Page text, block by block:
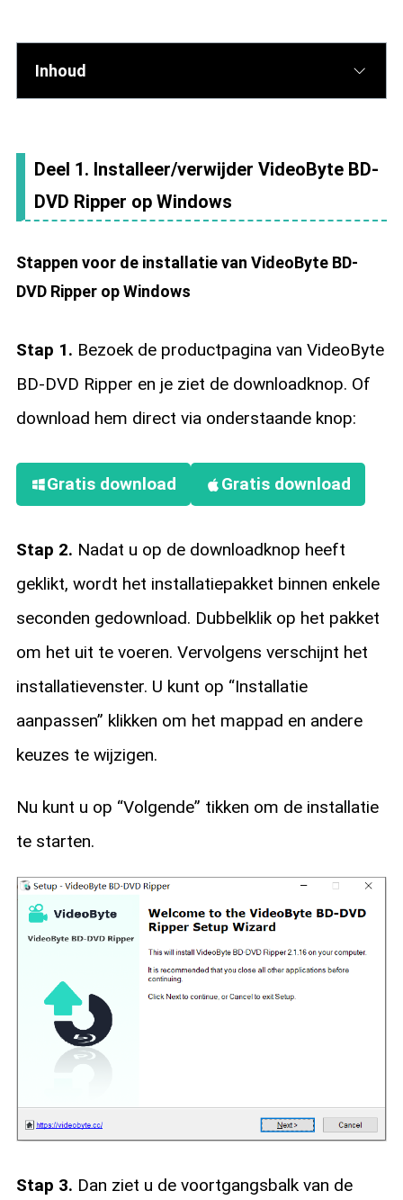
Inhoud
Deel 1. Installeer/verwijder VideoByte BD-
DVD Ripper op Windows
Stappen voor de installatie van VideoByte BD-
DVD Ripper op Windows
Stap 1. Bezoek de productpagina van VideoByte
BD-DVD Ripper en je ziet de downloadknop. Of
download hem direct via onderstaande knop:
Gratis download Gratis download
Stap 2. Nadat u op de downloadknop heeft
geklikt, wordt het installatiepakket binnen enkele
seconden gedownload. Dubbelklik op het pakket
om het uit te voeren. Vervolgens verschijnt het
installatievenster. U kunt op “Installatie
aanpassen” klikken om het mappad en andere
keuzes te wijzigen.
Nu kunt u op “Volgende” tikken om de installatie
te starten.
Stap 3. Dan ziet u de voortgangsbalk van de